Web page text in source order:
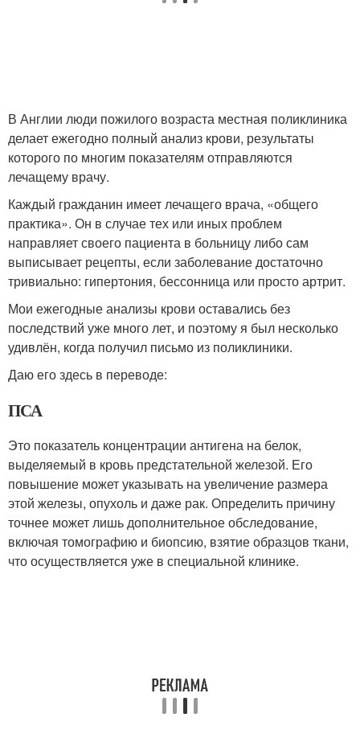
В Англии люди пожилого возраста местная поликлиника
делает ежегодно полный анализ крови, результаты
которого по многим показателям отправляются
лечащему врачу.
Каждый гражданин имеет лечащего врача, «общего
практика». Он в случае тех или иных проблем
направляет своего пациента в больницу либо сам
выписывает рецепты, если заболевание достаточно
тривиально: гипертония, бессонница или просто артрит.
Мои ежегодные анализы крови оставались без
последствий уже много лет, и поэтому я был несколько
удивлён, когда получил письмо из поликлиники.
Даю его здесь в переводе:
ПСА
Это показатель концентрации антигена на белок,
выделяемый в кровь предстательной железой. Его
повышение может указывать на увеличение размера
этой железы, опухоль и даже рак. Определить причину
точнее может лишь дополнительное обследование,
включая томографию и биопсию, взятие образцов ткани,
что осуществляется уже в специальной клинике.